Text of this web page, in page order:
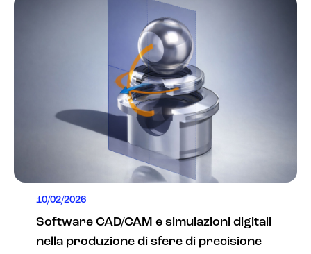
10/02/2026
Software CAD/CAM e simulazioni digitali
nella produzione di sfere di precisione